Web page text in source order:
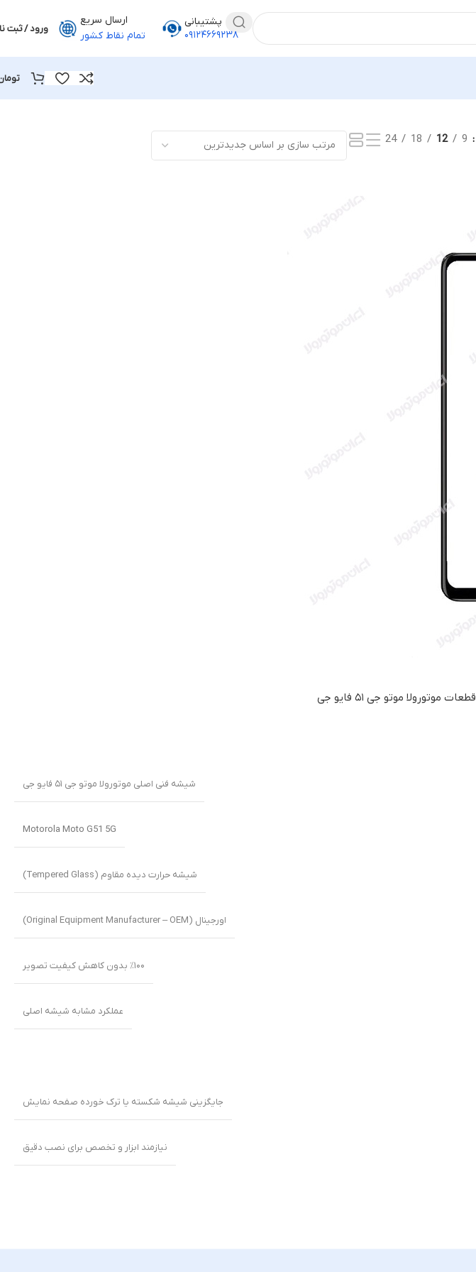
پشتیبانی
۰۹۱۲۴۶۶۹۲۳۸
ارسال سریع
تمام نقاط کشور
ورود / ثبت
9
12
18
24
قطعات موتورولا موتو جی ۵۱ فایو جی
شیشه فنی اصلی موتورولا موتو جی ۵۱ فایو جی
Motorola Moto G51 5G
شیشه حرارت دیده مقاوم (Tempered Glass)
اورجینال (Original Equipment Manufacturer – OEM)
٪۱۰۰ بدون کاهش کیفیت تصویر
عملکرد مشابه شیشه اصلی
جایگزینی شیشه شکسته یا ترک خورده صفحه نمایش
نیازمند ابزار و تخصص برای نصب دقیق